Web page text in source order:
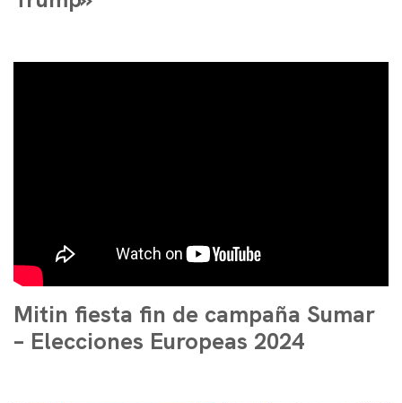
Mitin fiesta fin de campaña Sumar
– Elecciones Europeas 2024